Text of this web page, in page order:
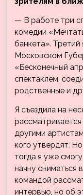
— В работе три
комедии
банкета».
Московском
«Бесконечный
спектаклем,
родственные и
Я съездила на
другими
кого утвердят.
тогда я уже
начну
командой
интервью, но об